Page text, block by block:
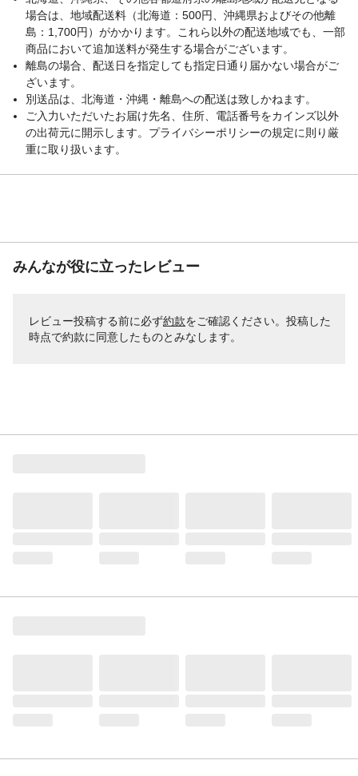
場合は、地域配送料（北海道：500円、沖縄県およびその他離
島：1,700円）がかかります。これら以外の配送地域でも、一部
商品において追加送料が発生する場合がございます。
離島の場合、配送日を指定しても指定日通り届かない場合がご
ざいます。
別送品は、北海道・沖縄・離島への配送は致しかねます。
ご入力いただいたお届け先名、住所、電話番号をカインズ以外
の出荷元に開示します。プライバシーポリシーの規定に則り厳
重に取り扱います。
みんなが役に立ったレビュー
レビュー投稿する前に必ず約款をご確認ください。投稿した
時点で約款に同意したものとみなします。